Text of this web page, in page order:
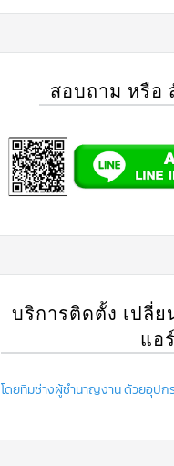
สอบถาม หรือ
บริการติดตั้ง เปลี่ย
แอร์
โดยทีมช่างผู้ชำนาญงาน ด้วยอุป